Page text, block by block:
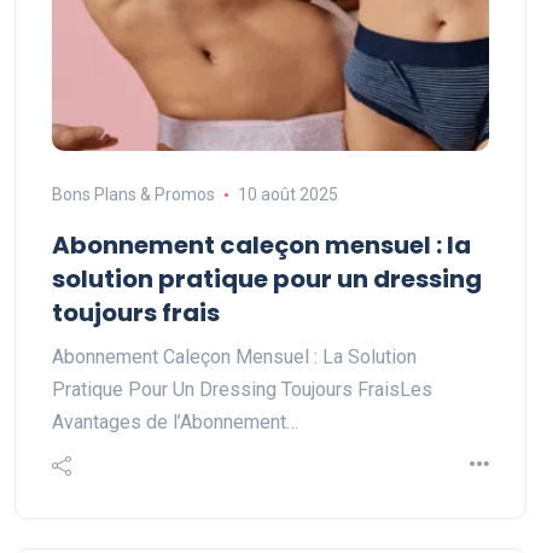
Bons Plans & Promos 10 août 2025
Abonnement caleçon mensuel : la
solution pratique pour un dressing
toujours frais
Abonnement Caleçon Mensuel : La Solution
Pratique Pour Un Dressing Toujours FraisLes
Avantages de l’Abonnement…